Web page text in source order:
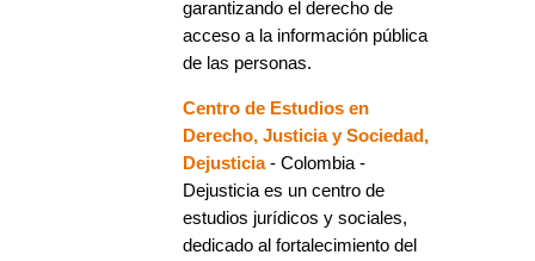
garantizando el derecho de
acceso a la información pública
de las personas.
Centro de Estudios en
Derecho, Justicia y Sociedad,
Dejusticia- Colombia -
Dejusticia es un centro de
estudios jurídicos y sociales,
dedicado al fortalecimiento del